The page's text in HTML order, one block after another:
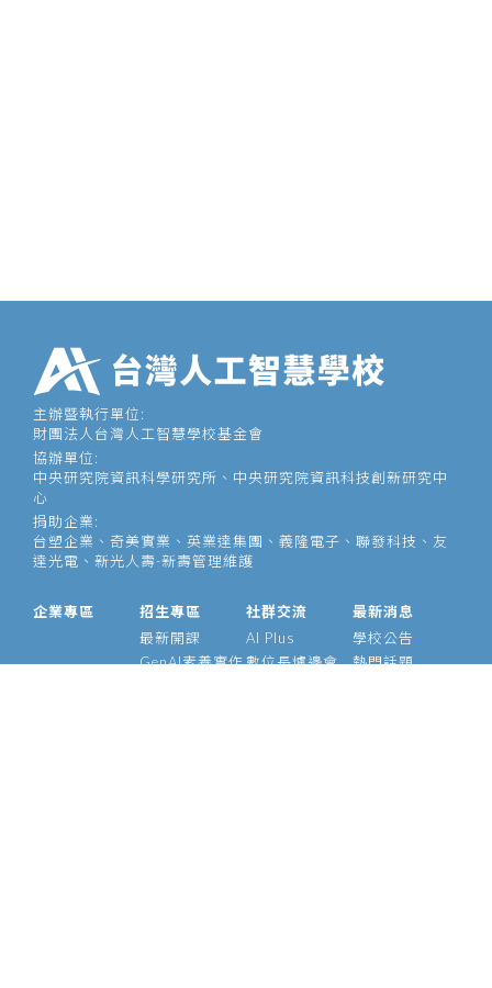
主辦暨執行單位:
財團法人台灣人工智慧學校基金會
協辦單位:
中央研究院資訊科學研究所、中央研究院資訊科技創新研究中
心
捐助企業:
台塑企業、奇美實業、英業達集團、義隆電子、聯發科技、友
達光電、新光人壽-新壽管理維護
企業專區
招生專區
最新開課
GenAI素養實作
社群交流
AI Plus
數位長爐邊會
最新消息
學校公告
熱門話題